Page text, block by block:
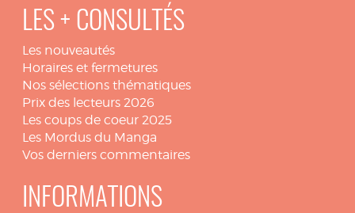
LES + CONSULTÉS
Les nouveautés
Horaires et fermetures
Nos sélections thématiques
Prix des lecteurs 2026
Les coups de coeur 2025
Les Mordus du Manga
Vos derniers commentaires
INFORMATIONS